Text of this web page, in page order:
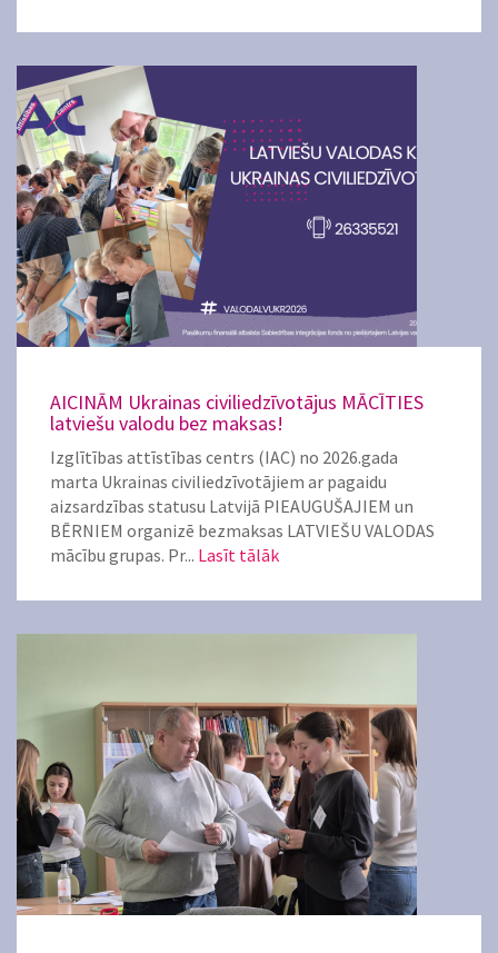
AICINĀM Ukrainas civiliedzīvotājus MĀCĪTIES
latviešu valodu bez maksas!
Izglītības attīstības centrs (IAC) no 2026.gada
marta Ukrainas civiliedzīvotājiem ar pagaidu
aizsardzības statusu Latvijā PIEAUGUŠAJIEM un
BĒRNIEM organizē bezmaksas LATVIEŠU VALODAS
mācību grupas. Pr... Lasīt tālāk